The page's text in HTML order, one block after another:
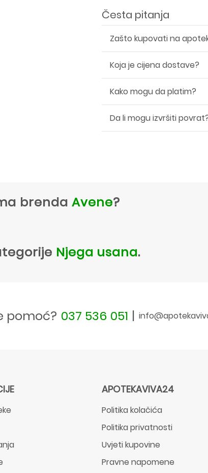
Česta pitanja
Zašto kupovati na
Koja je cijena dostave?
Kako mogu da platim?
Da li mogu izvršiti
brenda Avene?
Njega usana.
pomoć? 037 536 051 |
APOTEKAVIVA24
Politika kolačića
Politika privatnosti
Uvjeti kupovine
Pravne napomene